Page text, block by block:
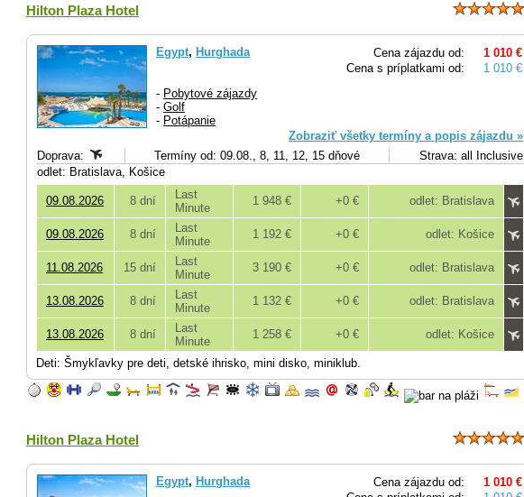
Hilton Plaza Hotel
Cena zájazdu od:
1 010 €
Cena s príplatkami od:
1 010 €
Egypt, Hurghada
- Pobytové zájazdy
- Golf
- Potápanie
Zobraziť všetky termíny a popis zájazdu »
Doprava:
Termíny od: 09.08., 8, 11, 12, 15 dňové
Strava: all Inclusive
odlet: Bratislava, Košice
09.08.2026 8 dní
Last
Minute
1 948 € +0 € odlet: Bratislava
09.08.2026 8 dní
Last
Minute
1 192 € +0 € odlet: Košice
11.08.2026 15 dní
Last
Minute
3 190 € +0 € odlet: Bratislava
13.08.2026 8 dní
Last
Minute
1 132 € +0 € odlet: Bratislava
13.08.2026 8 dní
Last
Minute
1 258 € +0 € odlet: Košice
Deti: Šmykľavky pre deti, detské ihrisko, mini disko, miniklub.
Hilton Plaza Hotel
Cena zájazdu od:
1 010 €
Egypt, Hurghada